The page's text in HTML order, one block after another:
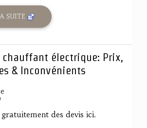
SUITE
chauffant électrique: Prix,
& Inconvénients
des devis ici.